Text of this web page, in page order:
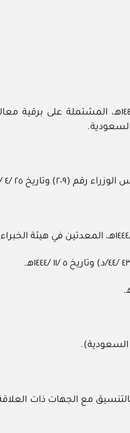
بعد الاطلاع على المعاملة الواردة من الديوان الملكي برقم ٣٤٦٣٣
٢٥ /٤ /١٤٤٠ه.
السعودية).
مع الجهات ذات